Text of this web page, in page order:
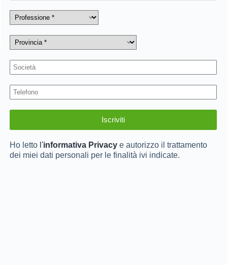
Ho letto l'informativa Privacye autorizzo il trattamento
dei miei dati personali per le finalità ivi indicate.